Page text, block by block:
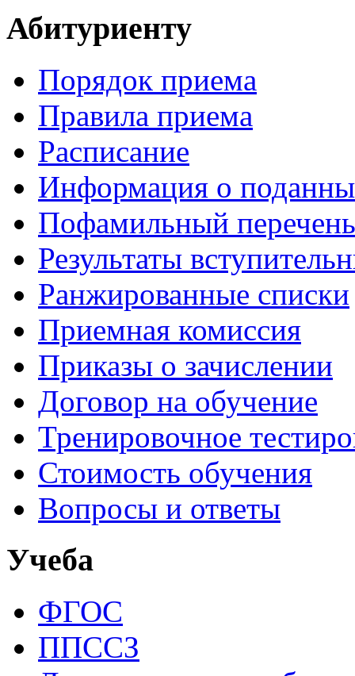
Абитуриенту
Порядок приема
Правила приема
Расписание
Информация о
Пофамильный
Результаты
Ранжированные списки
Приемная комиссия
Приказы о зачислении
Договор на обучение
Тренировочное
Стоимость обучения
Вопросы и ответы
Учеба
ФГОС
ППССЗ